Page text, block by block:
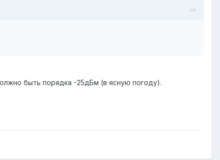
быть порядка -25дБм (в ясную погоду).